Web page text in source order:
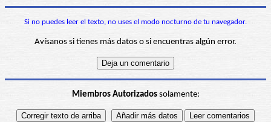
Si no puedes leer el texto, no uses el modo nocturno de tu navegador.
Avísanos si tienes más datos o si encuentras algún error.
Miembros Autorizadossolamente: